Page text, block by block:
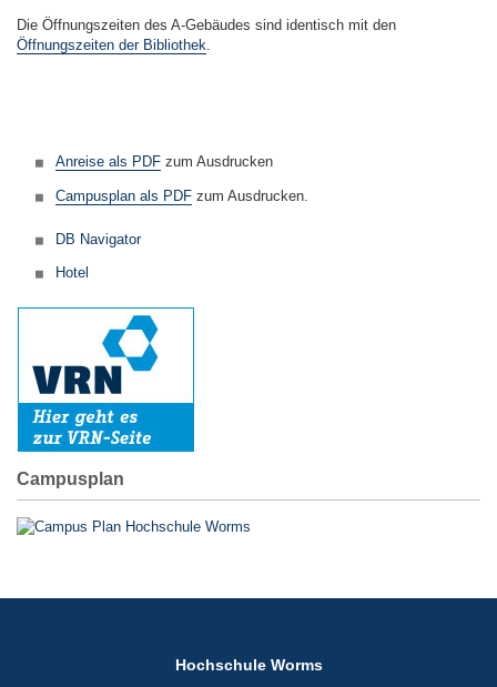
Die Öffnungszeiten des A-Gebäudes sind identisch mit den
Öffnungszeiten der Bibliothek.
Anreise als PDF zum Ausdrucken
Campusplan als PDF zum Ausdrucken.
DB Navigator
Hotel
Campusplan
Hochschule Worms